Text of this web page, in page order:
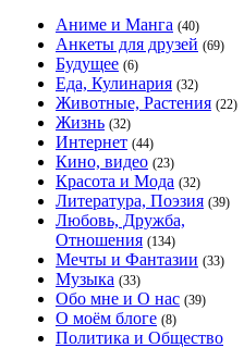
Аниме и Манга (40)
Анкеты для друзей (69)
Будущее (6)
Еда, Кулинария (32)
Животные, Растения (22)
Жизнь (32)
Интернет (44)
Кино, видео (23)
Красота и Мода (32)
Литература, Поэзия (39)
Любовь, Дружба,
Отношения (134)
Мечты и Фантазии (33)
Музыка (33)
Обо мне и О нас (39)
О моём блоге (8)
Политика и Общество